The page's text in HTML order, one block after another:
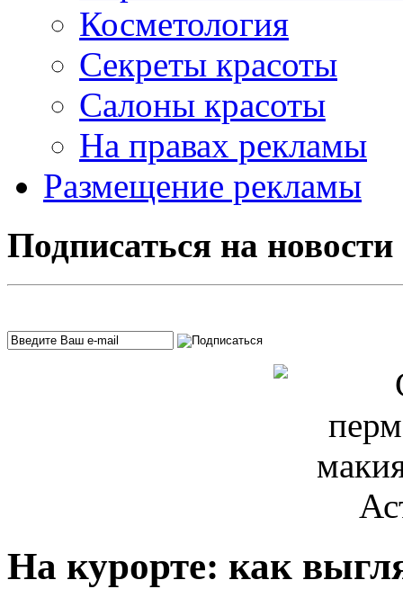
Косметология
Секреты красоты
Салоны красоты
На правах рекламы
Размещение рекламы
Подписаться на новости
На курорте: как